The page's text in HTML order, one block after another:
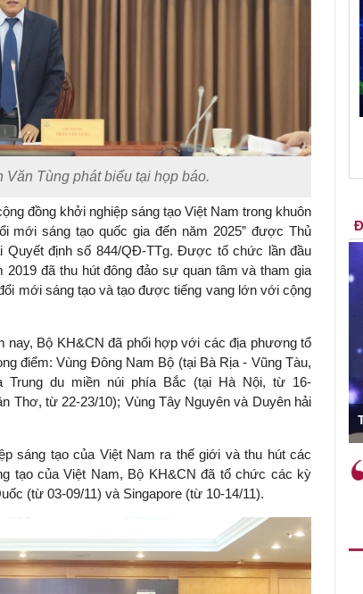
Tùng phát biểu tại họp báo.
đồng khởi nghiệp sáng tạo Việt Nam trong khuôn
mới sáng tạo quốc gia đến năm 2025” được Thủ
Quyết định số 844/QĐ-TTg. Được tổ chức lần đầu
2019 đã thu hút đông đảo sự quan tâm và tham gia
mới sáng tạo và tạo được tiếng vang lớn với cộng
Bộ KH&CN đã phối hợp với các địa phương tổ
điểm: Vùng Đông Nam Bộ (tại Bà Rịa - Vũng Tàu,
Trung du miền núi phía Bắc (tại Hà Nội, từ 16-
Thơ, từ 22-23/10); Vùng Tây Nguyên và Duyên hải
sáng tạo của Việt Nam ra thế giới và thu hút các
tạo của Việt Nam, Bộ KH&CN đã tổ chức các kỳ
(từ 03-09/11) và Singapore (từ 10-14/11).
trưởng
làm
thực tế
như tăng
chế
sáng tạo,
Việc sử dụng hiệu quả chính
sách tài khóa không chỉ mang ý
nghĩa hỗ trợ ngắn hạn mà còn
đóng vai trò tạo nền tảng cho
tăng trưởng bền vững dài hạn.